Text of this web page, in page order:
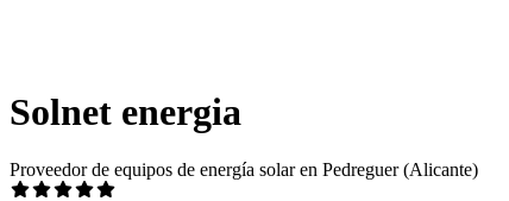
Solnet energia
Proveedor de equipos de energía solar en Pedreguer (Alicante)